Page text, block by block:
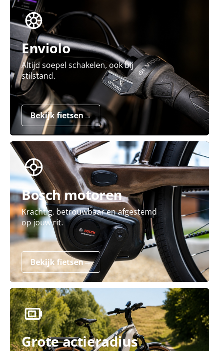
Enviolo
Altijd soepel schakelen, ook bij
stilstand.
Bekijk fietsen→
Bosch motoren
Krachtig, betrouwbaar en afgestemd
op jouw rit.
Bekijk fietsen→
Grote actieradius